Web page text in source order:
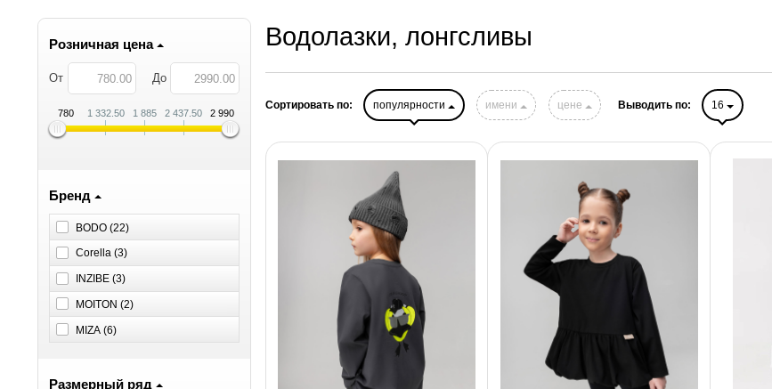
Розничная цена
От До
780 1 332.50 1 885 2 437.50 2 990
Бренд
BODO (22)
Corella (3)
INZIBE (3)
MOITON (2)
MIZA (6)
Размерный ряд
Водолазки, лонгсливы
Сортировать по: популярности имени цене Выводить по: 16